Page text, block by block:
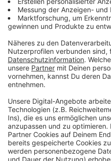
Studio eigentlich eine
erklärte Wincent Weiss.
Videos aus den USA
gesprochen und hatten
einen Popsong machen zu
Rassismus-Song
und nicht zu kaufen gibt.